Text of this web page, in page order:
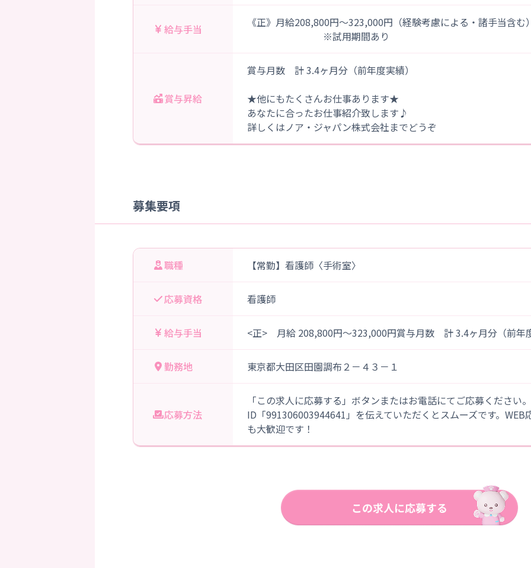
給与手当
《正》月給208,800円～323,000円（経験考慮による・諸手当含む
※試用期間あり
賞与昇給
賞与月数 計 3.4ヶ月分（前年度実績）
★他にもたくさんお仕事あります★
あなたに合ったお仕事紹介致します♪
詳しくはノア・ジャパン株式会社までどうぞ
募集要項
職種 【常勤】看護師〈手術室〉
応募資格 看護師
給与手当 <正> 月給 208,800円～323,000円賞与月数 計 3.4ヶ月分（前年
勤務地 東京都大田区田園調布２－４３－１
応募方法
「この求人に応募する」ボタンまたはお電話にてご応募ください
ID「991306003944641」を伝えていただくとスムーズです。WEB
も大歓迎です！